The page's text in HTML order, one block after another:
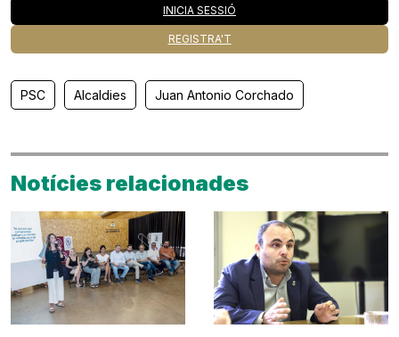
INICIA SESSIÓ
REGISTRA'T
PSC Alcaldies Juan Antonio Corchado
Notícies relacionades